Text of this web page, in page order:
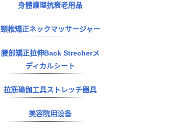
身體護理抗衰老用品
頸椎矯正ネックマッサージャー
腰部矯正拉伸Back Strecherメ
ディカルシート
拉筋瑜伽工具ストレッチ器具
美容院用设备